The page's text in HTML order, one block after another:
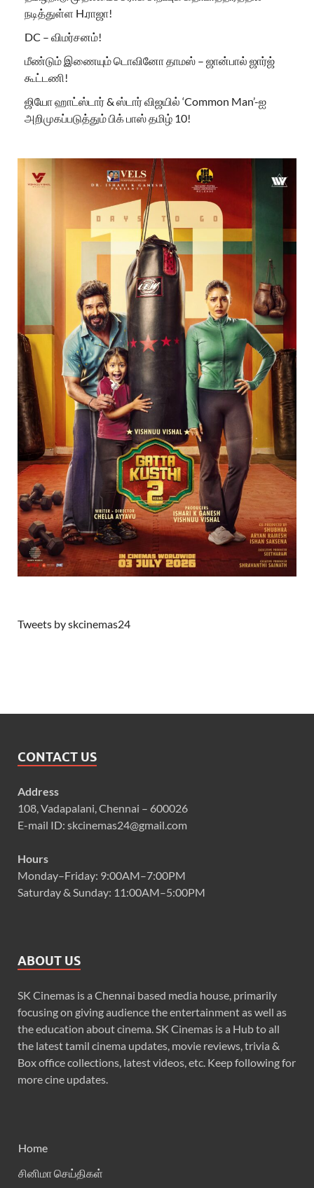
நடித்துள்ள H.ராஜா!
DC – விமர்சனம்!
மீண்டும் இணையும் டொவினோ தாமஸ் – ஜான்பால் ஜார்ஜ்
கூட்டணி!
ஜியோ ஹாட்ஸ்டார் & ஸ்டார் விஜயில் ‘Common Man’-ஐ
அறிமுகப்படுத்தும் பிக் பாஸ் தமிழ் 10!
Tweets by skcinemas24
CONTACT US
Address
108, Vadapalani, Chennai – 600026
E-mail ID: skcinemas24@gmail.com
Hours
Monday–Friday: 9:00AM–7:00PM
Saturday & Sunday: 11:00AM–5:00PM
ABOUT US
SK Cinemas is a Chennai based media house, primarily
focusing on giving audience the entertainment as well as
the education about cinema. SK Cinemas is a Hub to all
the latest tamil cinema updates, movie reviews, trivia &
Box office collections, latest videos, etc. Keep following for
more cine updates.
Home
சினிமா செய்திகள்